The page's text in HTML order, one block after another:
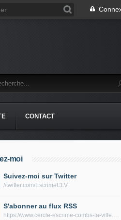
CONTACT
moi
Suivez-moi sur Twitter
//twitter.com/EscrimeCLV
S'abonner au flux RSS
https://www.cercle-escrime-combs-la-ville.fr/rss